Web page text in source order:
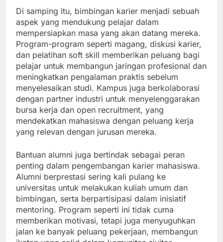
Di samping itu, bimbingan karier menjadi sebuah
aspek yang mendukung pelajar dalam
mempersiapkan masa yang akan datang mereka.
Program-program seperti magang, diskusi karier,
dan pelatihan soft skill memberikan peluang bagi
pelajar untuk membangun jaringan profesional dan
meningkatkan pengalaman praktis sebelum
menyelesaikan studi. Kampus juga berkolaborasi
dengan partner industri untuk menyelenggarakan
bursa kerja dan open recruitment, yang
mendekatkan mahasiswa dengan peluang kerja
yang relevan dengan jurusan mereka.
Bantuan alumni juga bertindak sebagai peran
penting dalam pengembangan karier mahasiswa.
Alumni berprestasi sering kali pulang ke
universitas untuk melakukan kuliah umum dan
bimbingan, serta berpartisipasi dalam inisiatif
mentoring. Program seperti ini tidak cuma
memberikan motivasi, tetapi juga menyuguhkan
jalan ke banyak peluang pekerjaan, membangun